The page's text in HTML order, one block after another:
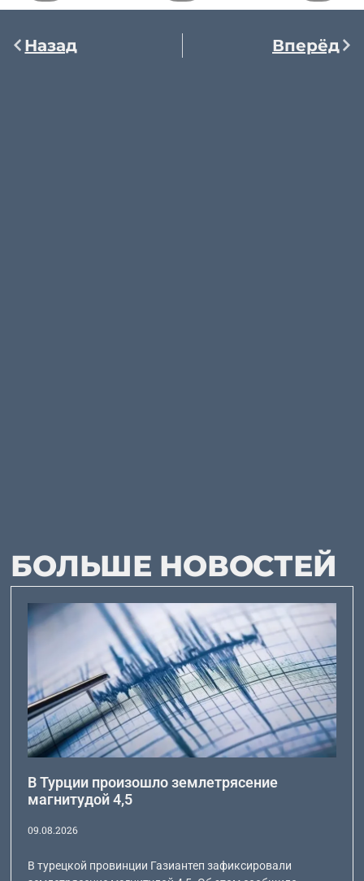
Назад Вперёд
БОЛЬШЕ НОВОСТЕЙ
В Турции произошло землетрясение
магнитудой 4,5
09.08.2026
В турецкой провинции Газиантеп зафиксировали